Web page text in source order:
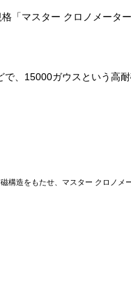
「マスター クロノメーター
、15000ガウスという高
構造をもたせ、マスター クロノメ